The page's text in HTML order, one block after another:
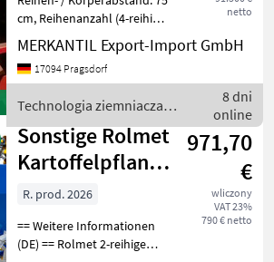
netto
cm, Reihenanzahl (4-reihig),
Bedienterminal,
Heckanbau,
Dammformblech,
________ Heckanbau, 75cm
Reihenabsta
MERKANTIL Export-Import GmbH
17094 Pragsdorf
Technologia ziemniaczana
/ Grimme
8 dni
online
Sonstige Rolmet
Kartoffelpflanzmaschine
/ Potato planter
971,70
€
wliczony
VAT 23%
790 € netto
R. prod. 2026
== Weitere Informationen
(DE) == Rolmet 2-reihige